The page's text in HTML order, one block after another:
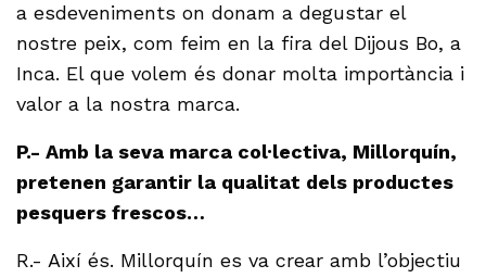
a esdeveniments on donam a degustar el
nostre peix, com feim en la fira del Dijous Bo, a
Inca. El que volem és donar molta importància i
valor a la nostra marca.
P.- Amb la seva marca col·lectiva, Millorquín,
pretenen garantir la qualitat dels productes
pesquers frescos…
R.- Així és. Millorquín es va crear amb l’objectiu